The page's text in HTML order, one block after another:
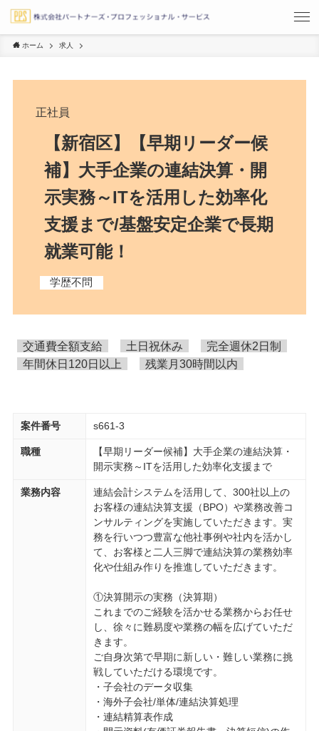
ホーム 求人
正社員
【新宿区】【早期リーダー候
補】大手企業の連結決算・開
示実務～ITを活用した効率化
支援まで/基盤安定企業で長期
就業可能！
学歴不問
交通費全額支給 土日祝休み
完全週休2日制
年間休日120日以上
残業月30時間以内
案件番号 s661-3
職種
【早期リーダー候補】大手企業の連結決算・
開示実務～ITを活用した効率化支援まで
業務内容
連結会計システムを活用して、300社以上の
お客様の連結決算支援（BPO）や業務改善コ
ンサルティングを実施していただきます。実
務を行いつつ豊富な他社事例や社内を活かし
て、お客様と二人三脚で連結決算の業務効率
化や仕組み作りを推進していただきます。
①決算開示の実務（決算期）
これまでのご経験を活かせる業務からお任せ
し、徐々に難易度や業務の幅を広げていただ
きます。
ご自身次第で早期に新しい・難しい業務に挑
戦していただける環境です。
・子会社のデータ収集
・海外子会社/単体/連結決算処理
・連結精算表作成